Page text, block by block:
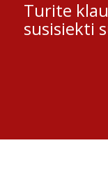
Turite
susisiekti